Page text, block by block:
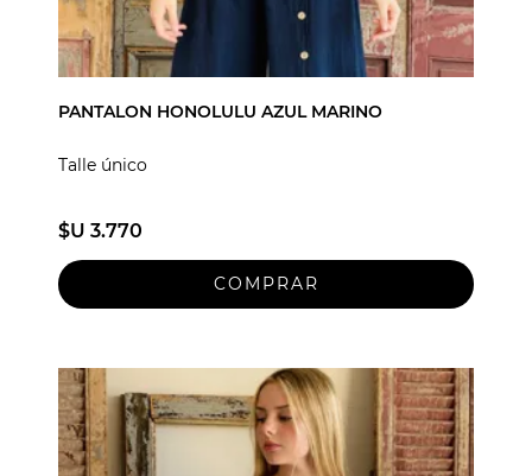
PANTALON HONOLULU AZUL MARINO
Talle único
$U 3.770